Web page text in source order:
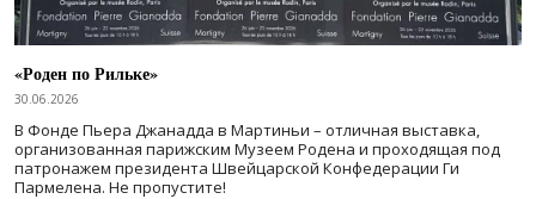
«Роден по Рильке»
30.06.2026
В Фонде Пьера Джанадда в Мартиньи – отличная выставка,
организованная парижским Музеем Родена и проходящая под
патронажем президента Швейцарской Конфедерации Ги
Пармелена. Не пропустите!